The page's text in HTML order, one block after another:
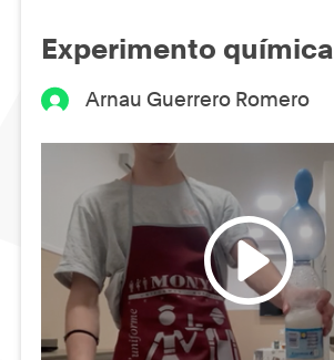
Experimento química
Arnau Guerrero Romero